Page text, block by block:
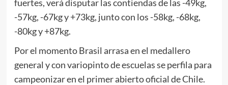
fuertes, verá disputar las contiendas de las -49kg,
-57kg, -67kg y +73kg, junto con los -58kg, -68kg,
-80kg y +87kg.
Por el momento Brasil arrasa en el medallero
general y con variopinto de escuelas se perfila para
campeonizar en el primer abierto oficial de Chile.